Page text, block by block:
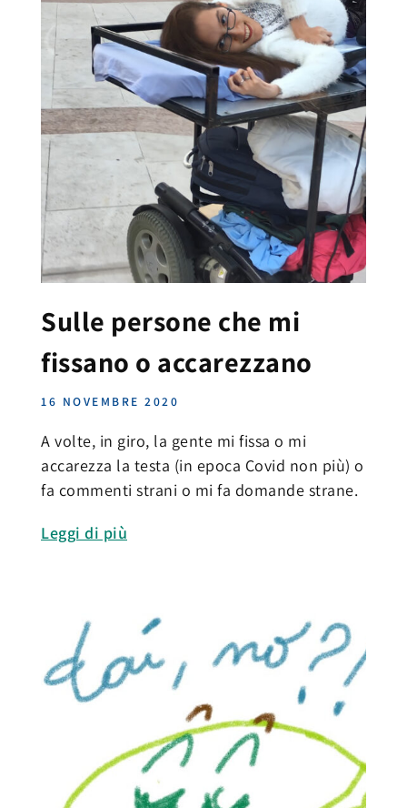
Sulle persone che mi
fissano o accarezzano
16 NOVEMBRE 2020
A volte, in giro, la gente mi fissa o mi
accarezza la testa (in epoca Covid non più) o
fa commenti strani o mi fa domande strane.
Leggi di più